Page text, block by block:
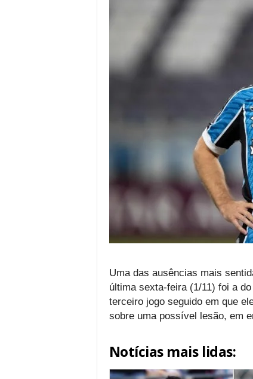
Uma das ausências mais
última sexta-feira (1/11) foi a
terceiro jogo seguido em que
sobre uma possível lesão, em
Notícias mais lidas: